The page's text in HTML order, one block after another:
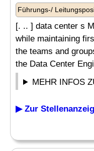
Führungs-/
[. .. ] data center s
while maintaining
the teams and
the Data Center
MEHR INFOS
▶ Zur